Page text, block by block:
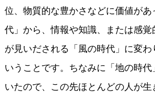
位、物質的な豊かさなどに価値が
代」から、情報や知識、または感
が見いだされる「風の時代」に変わ
いうことです。ちなみに「地の時
いたので、この先ほとんどの人が